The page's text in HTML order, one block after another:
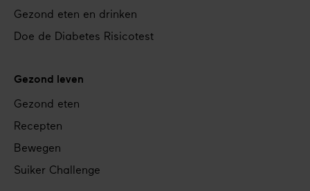
Gezond eten en drinken
Doe de Diabetes Risicotest
Gezond leven
Gezond eten
Recepten
Bewegen
Suiker Challenge